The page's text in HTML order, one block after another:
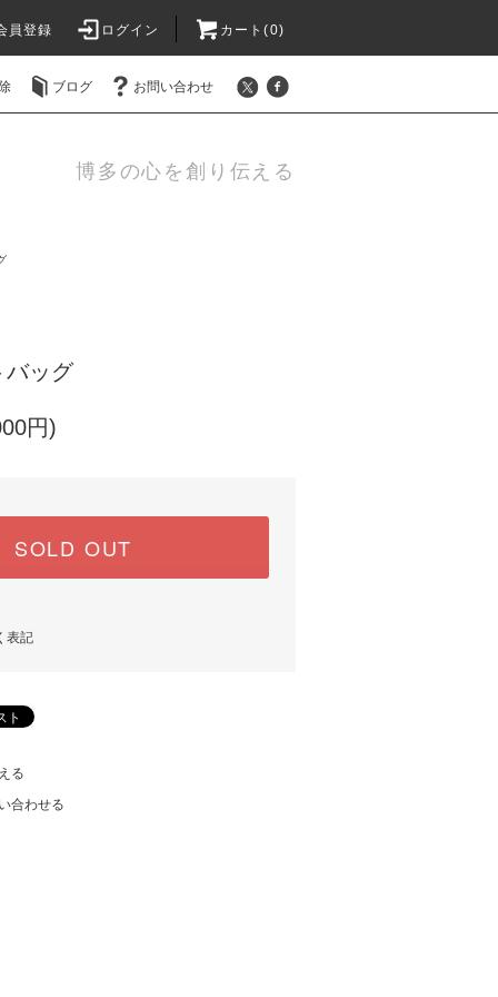
員登録 ログイン カート(0)
ブログ お問い合わせ
博多の心を創り伝える
バッグ
円)
SOLD OUT
表記
る
合わせる